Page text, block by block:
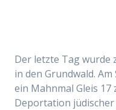
Der letzte Tag wurde
in den Grundwald.
ein Mahnmal Gleis 17
Deportation